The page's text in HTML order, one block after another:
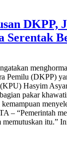
DKPP,
Serentak
Pemilu (DKPP)
Hasyim
pakar
– “Pemerintah
memutuskan itu.”